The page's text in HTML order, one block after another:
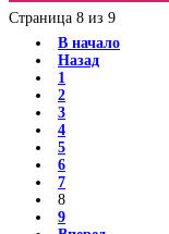
Страница 8 из 9
В начало
Назад
1
2
3
4
5
6
7
8
9